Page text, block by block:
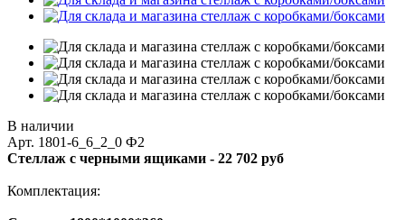
В наличии
Арт. 1801-6_6_2_0 Ф2
Стеллаж с черными ящиками - 22 702 руб
Комплектация: